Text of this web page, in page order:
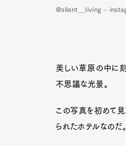
@silent__living –
美しい草原の中に刻
不思議な光景。
この写真を初めて
られたホテルなのだ